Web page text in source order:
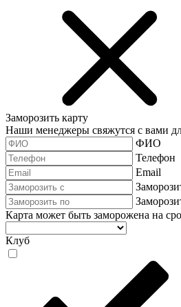
Заморозить карту
Наши менеджеры свяжутся с вами
ФИО
Телефон
Email
Карта может быть заморожена на
Клуб